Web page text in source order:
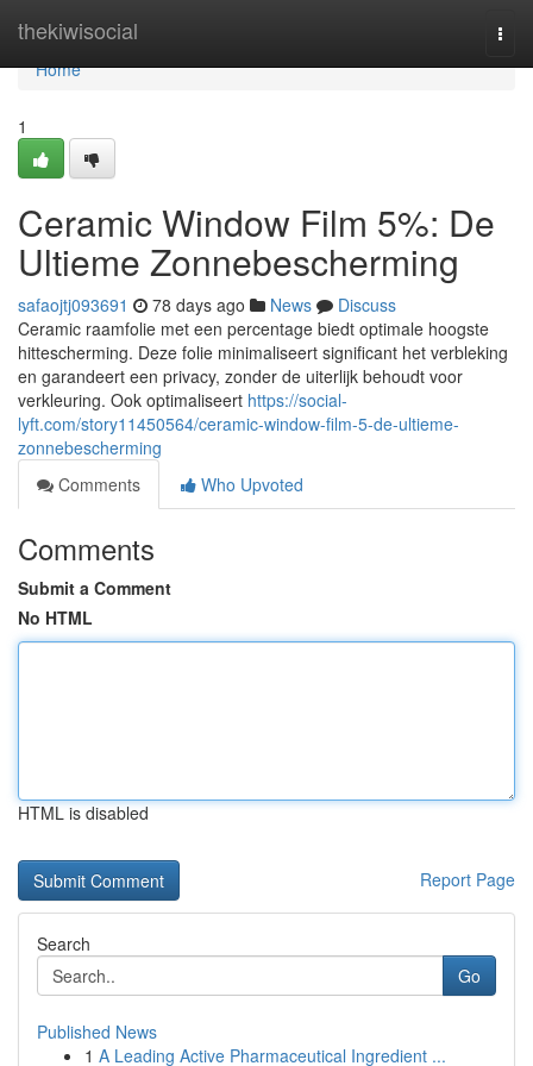
thekiwisocial
Home
Home
1
Ceramic Window Film 5%: De
Ultieme Zonnebescherming
safaojtj093691 78 days ago News
Discuss
Ceramic raamfolie met een percentage biedt optimale hoogste
hittescherming. Deze folie minimaliseert significant het verbleking
en garandeert een privacy, zonder de uiterlijk behoudt voor
verkleuring. Ook optimaliseert https://social-
lyft.com/story11450564/ceramic-window-film-5-de-ultieme-
zonnebescherming
Comments
Who Upvoted
Comments
Submit a Comment
No HTML
HTML is disabled
Report Page
Search
Go
Published News
1 A Leading Active Pharmaceutical Ingredient ...